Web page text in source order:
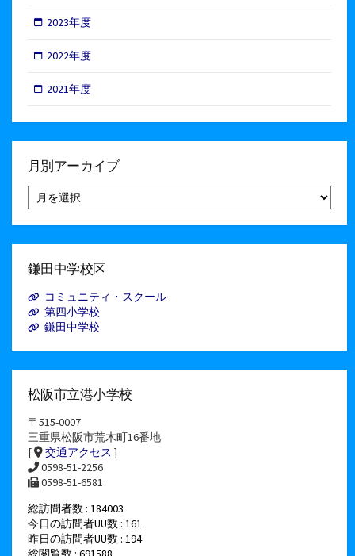
2023年度
2022年度
2021年度
月別アーカイブ
別
ア
イ
鎌田中学校区
コミュニティ・スクール
第四小学校
鎌田中学校
松阪市立港小学校
〒515-0007
三重県松阪市荒木町16番地
[
交通アクセス ]
0598-51-2256
0598-51-6581
総訪問者数 : 184003
今日の訪問者UU数 : 161
昨日の訪問者UU数 : 194